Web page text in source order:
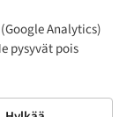
settings
Analytics)
pysyvät pois